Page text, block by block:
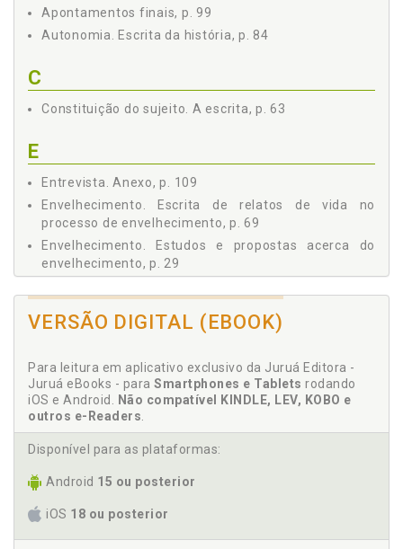
Apontamentos finais, p. 99
Autonomia. Escrita da história, p. 84
C
Constituição do sujeito. A escrita, p. 63
E
Entrevista. Anexo, p. 109
Envelhecimento. Escrita de relatos de vida no
processo de envelhecimento, p. 69
Envelhecimento. Estudos e propostas acerca do
envelhecimento, p. 29
constitutivo do sujeito, p. 45
Escrita. História da escrita, p. 72
Escrita de relatos de vida no processo de
envelhecimento, p. 69
Escrita na constituição do sujeito, p. 63
Estudos e propostas acerca do envelhecimento, p.
29
Experiência. Escrita de relatos de vida no processo
de envelhecimento, p. 69
H
VERSÃO DIGITAL (EBOOK)
Para leitura em aplicativo exclusivo da Juruá Editora -
Juruá eBooks - para Smartphones e Tablets rodando
iOS e Android. Não compatível KINDLE, LEV, KOBO e
outros e-Readers.
Disponível para as plataformas:
Android 15 ou posterior
iOS 18 ou posterior